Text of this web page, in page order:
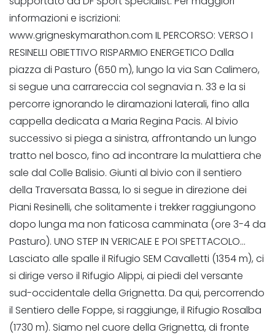
informazioni e iscrizioni:
www.grigneskymarathon.com IL PERCORSO: VERSO I
RESINELLI OBIETTIVO RISPARMIO ENERGETICO Dalla
piazza di Pasturo (650 m), lungo la via San Calimero,
si segue una carrareccia col segnavia n. 33 e la si
percorre ignorando le diramazioni laterali, fino alla
cappella dedicata a Maria Regina Pacis. Al bivio
successivo si piega a sinistra, affrontando un lungo
tratto nel bosco, fino ad incontrare la mulattiera che
sale dal Colle Balisio. Giunti al bivio con il sentiero
della Traversata Bassa, lo si segue in direzione dei
Piani Resinelli, che solitamente i trekker raggiungono
dopo lunga ma non faticosa camminata (ore 3-4 da
Pasturo). UNO STEP IN VERICALE E POI SPETTACOLO…
Lasciato alle spalle il Rifugio SEM Cavalletti (1354 m), ci
si dirige verso il Rifugio Alippi, ai piedi del versante
sud-occidentale della Grignetta. Da qui, percorrendo
il Sentiero delle Foppe, si raggiunge, il Rifugio Rosalba
(1730 m). Siamo nel cuore della Grignetta, di fronte